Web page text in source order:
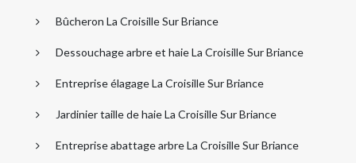
Bûcheron La Croisille Sur Briance
Dessouchage arbre et haie La Croisille Sur Briance
Entreprise élagage La Croisille Sur Briance
Jardinier taille de haie La Croisille Sur Briance
Entreprise abattage arbre La Croisille Sur Briance